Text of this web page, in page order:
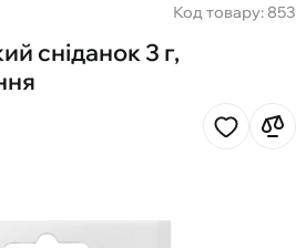
Код товару: 853
сніданок 3 г,